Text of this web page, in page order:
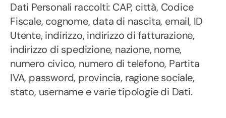
Dati Personali raccolti: CAP, città, Codice
Fiscale, cognome, data di nascita, email, ID
Utente, indirizzo, indirizzo di fatturazione,
indirizzo di spedizione, nazione, nome,
numero civico, numero di telefono, Partita
IVA, password, provincia, ragione sociale,
stato, username e varie tipologie di Dati.